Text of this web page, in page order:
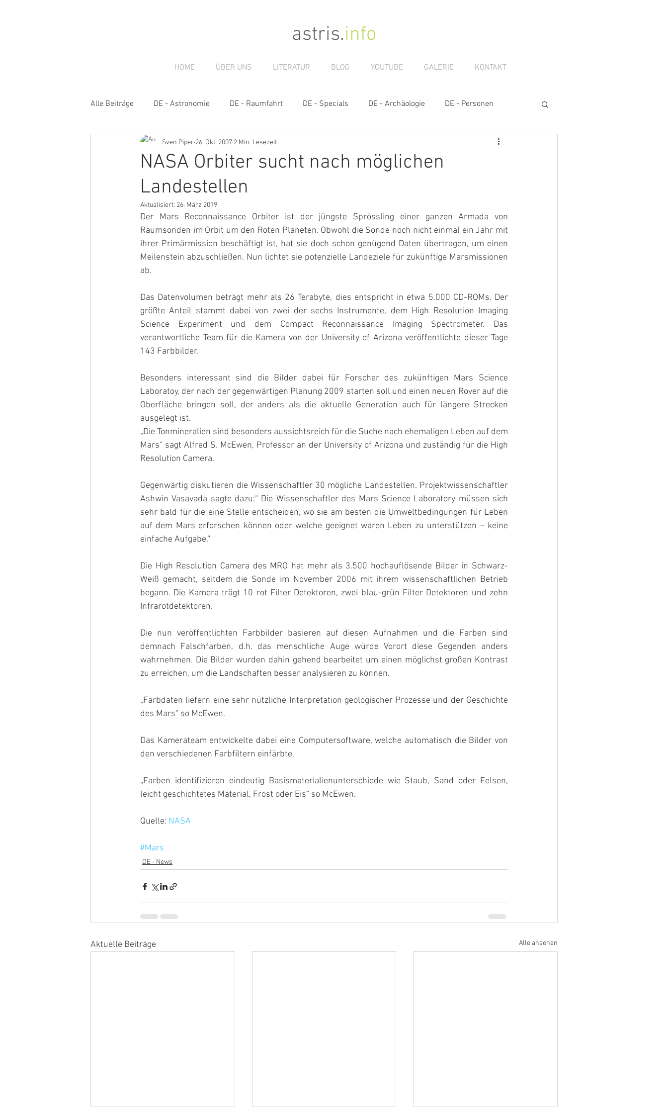
astris.info
HOME ÜBER UNS LITERATUR BLOG YOUTUBE GALERIE KONTAKT
Alle Beiträge DE - Astronomie DE - Raumfahrt DE - Specials DE - Archäologie DE - Personen
DE - Gastbeiträge DE - News
NASA Orbiter sucht nach möglichen
Landestellen
Sven Piper 26. Okt. 2007 2 Min. Lesezeit
Aktualisiert: 26. März 2019
Der Mars Reconnaissance Orbiter ist der jüngste Sprössling einer ganzen Armada von
Raumsonden im Orbit um den Roten Planeten. Obwohl die Sonde noch nicht einmal ein Jahr mit
ihrer Primärmission beschäftigt ist, hat sie doch schon genügend Daten übertragen, um einen
Meilenstein abzuschließen. Nun lichtet sie potenzielle Landeziele für zukünftige Marsmissionen
ab.
Das Datenvolumen beträgt mehr als 26 Terabyte, dies entspricht in etwa 5.000 CD-ROMs. Der
größte Anteil stammt dabei von zwei der sechs Instrumente, dem High Resolution Imaging
Science Experiment und dem Compact Reconnaissance Imaging Spectrometer. Das
verantwortliche Team für die Kamera von der University of Arizona veröffentlichte dieser Tage
143 Farbbilder.
Besonders interessant sind die Bilder dabei für Forscher des zukünftigen Mars Science
Laboratoy, der nach der gegenwärtigen Planung 2009 starten soll und einen neuen Rover auf die
Oberfläche bringen soll, der anders als die aktuelle Generation auch für längere Strecken
ausgelegt ist.
„Die Tonmineralien sind besonders aussichtsreich für die Suche nach ehemaligen Leben auf dem
Mars“ sagt Alfred S. McEwen, Professor an der University of Arizona und zuständig für die High
Resolution Camera.
Gegenwärtig diskutieren die Wissenschaftler 30 mögliche Landestellen. Projektwissenschaftler
Ashwin Vasavada sagte dazu:“ Die Wissenschaftler des Mars Science Laboratory müssen sich
sehr bald für die eine Stelle entscheiden, wo sie am besten die Umweltbedingungen für Leben
auf dem Mars erforschen können oder welche geeignet waren Leben zu unterstützen – keine
einfache Aufgabe.“
Die High Resolution Camera des MRO hat mehr als 3.500 hochauflösende Bilder in Schwarz-
Weiß gemacht, seitdem die Sonde im November 2006 mit ihrem wissenschaftlichen Betrieb
begann. Die Kamera trägt 10 rot Filter Detektoren, zwei blau-grün Filter Detektoren und zehn
Infrarotdetektoren.
Die nun veröffentlichten Farbbilder basieren auf diesen Aufnahmen und die Farben sind
demnach Falschfarben, d.h. das menschliche Auge würde Vorort diese Gegenden anders
wahrnehmen. Die Bilder wurden dahin gehend bearbeitet um einen möglichst großen Kontrast
zu erreichen, um die Landschaften besser analysieren zu können.
„Farbdaten liefern eine sehr nützliche Interpretation geologischer Prozesse und der Geschichte
des Mars“ so McEwen.
Das Kamerateam entwickelte dabei eine Computersoftware, welche automatisch die Bilder von
den verschiedenen Farbfiltern einfärbte.
„Farben identifizieren eindeutig Basismaterialienunterschiede wie Staub, Sand oder Felsen,
leicht geschichtetes Material, Frost oder Eis“ so McEwen.
Quelle: NASA
#Mars
DE - News
Aktuelle Beiträge Alle ansehen